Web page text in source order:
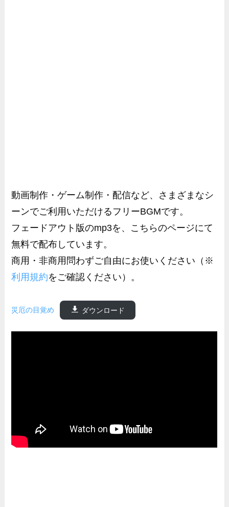
動画制作・ゲーム制作・配信など、さまざまなシ
ーンでご利用いただけるフリーBGMです。
フェードアウト版のmp3を、こちらのページにて
無料で配布しています。
商用・非商用問わずご自由にお使いください（※
利用規約をご確認ください）。
災厄の目覚め ダウンロード